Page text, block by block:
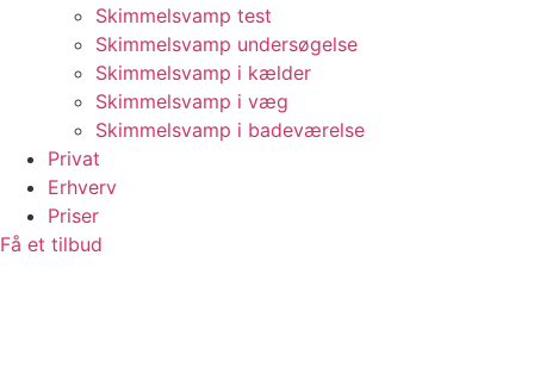
Skimmelsvamp test
Skimmelsvamp undersøgelse
Skimmelsvamp i kælder
Skimmelsvamp i væg
Skimmelsvamp i badeværelse
Privat
Erhverv
Priser
Få et tilbud